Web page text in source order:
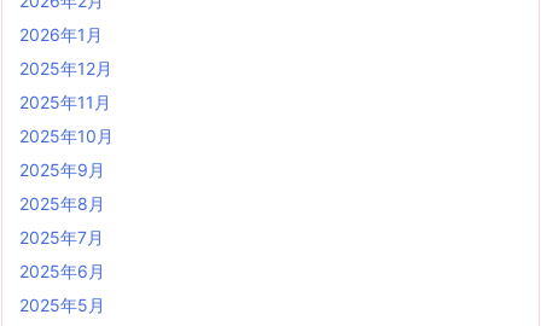
2026年1月
2025年12月
2025年11月
2025年10月
2025年9月
2025年8月
2025年7月
2025年6月
2025年5月